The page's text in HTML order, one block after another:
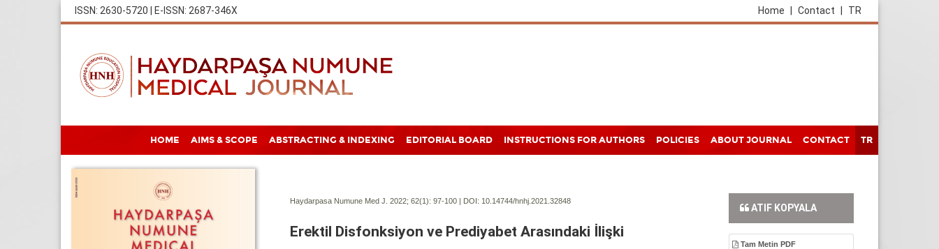
ISSN: 2630-5720 | E-ISSN: 2687-346X TR
Contact
Home
HOME AIMS & SCOPE ABSTRACTING & INDEXING EDITORIAL BOARD INSTRUCTIONS FOR AUTHORS POLICIES ABOUT JOURNAL CONTACT TR
Haydarpasa Numune Med J. 2022; 62(1): 97-100 | DOI: 10.14744/hnhj.2021.32848
Erektil Disfonksiyon ve Prediyabet Arasındaki İlişki
ATIF KOPYALA
Tam Metin PDF